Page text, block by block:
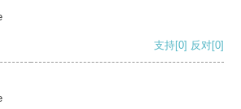
支持[0] 反对[0]